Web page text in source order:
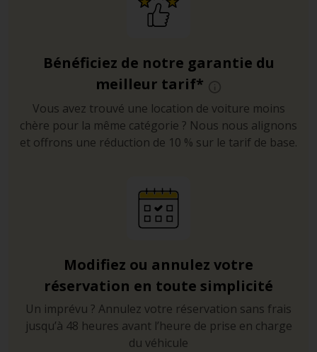
Bénéficiez de notre garantie du
meilleur tarif*
Vous avez trouvé une location de voiture moins
chère pour la même catégorie ? Nous nous alignons
et offrons une réduction de 10 % sur le tarif de base.
Modifiez ou annulez votre
réservation en toute simplicité
Un imprévu ? Annulez votre réservation sans frais
jusqu’à 48 heures avant l’heure de prise en charge
du véhicule